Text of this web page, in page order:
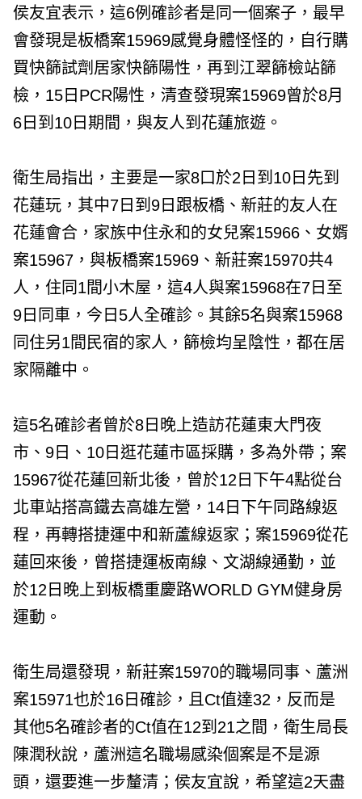
侯友宜表示，這6例確診者是同一個案子，最早
會發現是板橋案15969感覺身體怪怪的，自行購
買快篩試劑居家快篩陽性，再到江翠篩檢站篩
檢，15日PCR陽性，清查發現案15969曾於8月
6日到10日期間，與友人到花蓮旅遊。
衛生局指出，主要是一家8口於2日到10日先到
花蓮玩，其中7日到9日跟板橋、新莊的友人在
花蓮會合，家族中住永和的女兒案15966、女婿
案15967，與板橋案15969、新莊案15970共4
人，住同1間小木屋，這4人與案15968在7日至
9日同車，今日5人全確診。其餘5名與案15968
同住另1間民宿的家人，篩檢均呈陰性，都在居
家隔離中。
這5名確診者曾於8日晚上造訪花蓮東大門夜
市、9日、10日逛花蓮市區採購，多為外帶；案
15967從花蓮回新北後，曾於12日下午4點從台
北車站搭高鐵去高雄左營，14日下午同路線返
程，再轉搭捷運中和新蘆線返家；案15969從花
蓮回來後，曾搭捷運板南線、文湖線通勤，並
於12日晚上到板橋重慶路WORLD GYM健身房
運動。
衛生局還發現，新莊案15970的職場同事、蘆洲
案15971也於16日確診，且Ct值達32，反而是
其他5名確診者的Ct值在12到21之間，衛生局長
陳潤秋說，蘆洲這名職場感染個案是不是源
頭，還要進一步釐清；侯友宜說，希望這2天盡